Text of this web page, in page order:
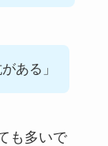
ある」
も多いで